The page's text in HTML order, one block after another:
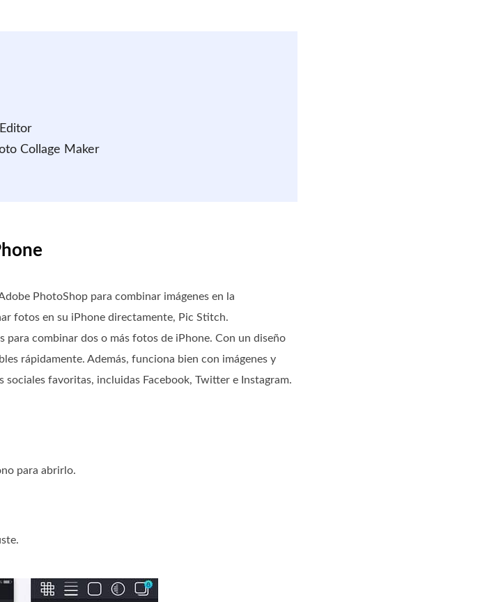
Collage Maker
PhotoShop para combinar imágenes en la
fotos en su iPhone directamente, Pic Stitch.
para combinar dos o más fotos de iPhone. Con un diseño
rápidamente. Además, funciona bien con imágenes y
favoritas, incluidas Facebook, Twitter e Instagram.
para abrirlo.